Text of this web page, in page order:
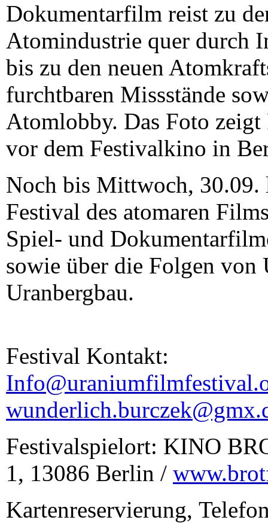
Dokumentarfilm reist zu
Atomindustrie quer durch
bis zu den neuen
furchtbaren Missstände
Atomlobby. Das Foto
vor dem Festivalkino in
Noch bis Mittwoch, 30.09.
Festival des atomaren
Spiel- und
sowie über die Folgen
Uranbergbau.
Festival Kontakt:
Festivalspielort: KINO
1, 13086 Berlin /
Kartenreservierung,